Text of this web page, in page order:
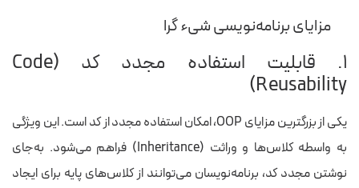
مزایای برنامه‌نویسی شیء گرا
۱. قابلیت استفاده مجدد کد (Code
Reusability)
یکی از بزرگترین مزایای OOP، امکان استفاده مجدد از کد است. این ویژگی
به واسطه کلاس‌ها و وراثت (Inheritance) فراهم می‌شود. به‌جای
نوشتن مجدد کد، برنامه‌نویسان می‌توانند از کلاس‌های پایه برای ایجاد